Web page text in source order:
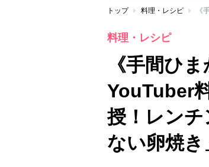
トップ 料理・レシピ
料理・レシピ
《手間ひ
YouTuber
授！レン
ない卵焼き